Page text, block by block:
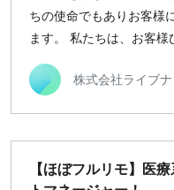
ちの使命でもありお客様
ます。 私たちは、お客様
株式会社ライブ
【ほぼフルリモ】医